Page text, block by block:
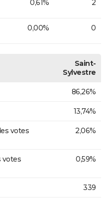
0,61% 2
0,00% 0
Saint-
Sylvestre
86,26%
13,74%
votes
2,06%
votes
0,59%
339